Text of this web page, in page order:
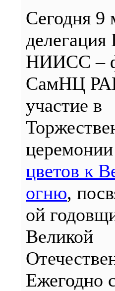
Сегодня 9
НИИСС –
СамНЦ
участие в
цветов к
огню,
ой
Великой
Ежегодно